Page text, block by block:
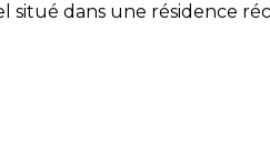
dans une résidence